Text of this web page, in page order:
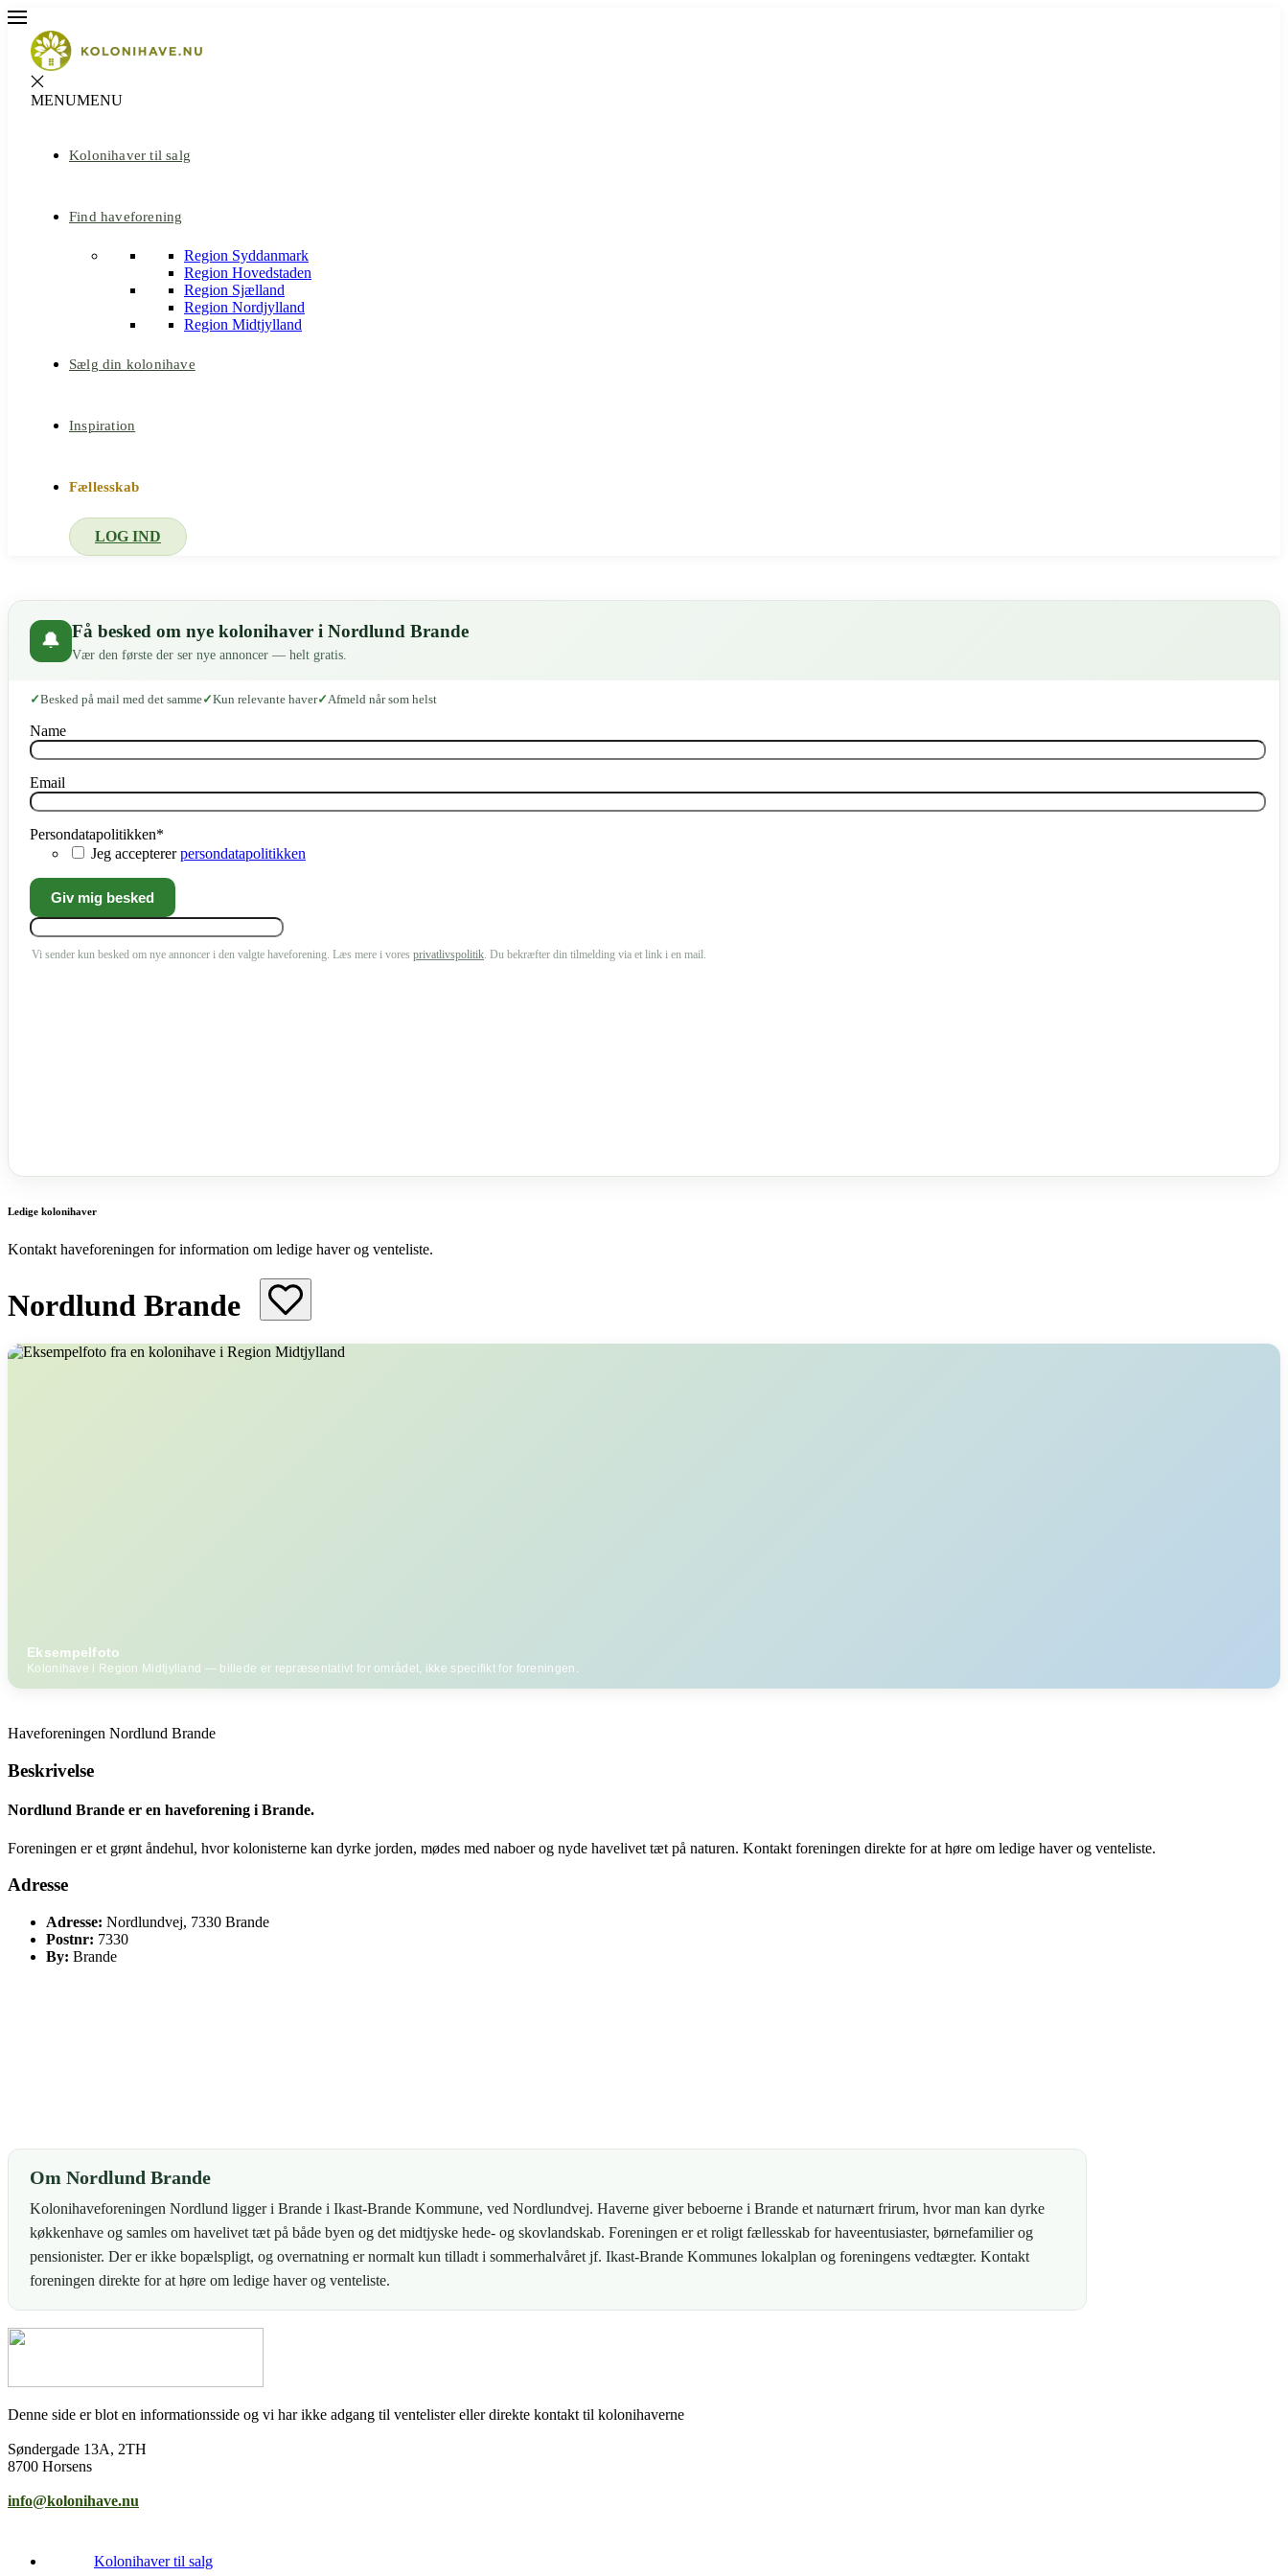
MENUMENU
Kolonihaver til salg
Find haveforening
Region Syddanmark
Region Hovedstaden
Region Sjælland
Region Nordjylland
Region Midtjylland
Sælg din kolonihave
Inspiration
Fællesskab
LOG IND
🔔 Få besked om nye kolonihaver i Nordlund Brande
Vær den første der ser nye annoncer — helt gratis.
Besked på mail med det samme Kun relevante haver Afmeld når som helst
Name
Email
Persondatapolitikken*
Jeg acceptererpersondatapolitikken
Vi sender kun besked om nye annoncer i den valgte haveforening. Læs mere i vores privatlivspolitik. Du bekræfter din tilmelding via et link i en mail.
Ledige kolonihaver
Kontakt haveforeningen for information om ledige haver og venteliste.
Nordlund Brande
Eksempelfoto
Kolonihave i Region Midtjylland — billede er repræsentativt for området, ikke specifikt for foreningen.
Haveforeningen Nordlund Brande
Beskrivelse
Nordlund Brande er en haveforening i Brande.
Foreningen er et grønt åndehul, hvor kolonisterne kan dyrke jorden, mødes med naboer og nyde havelivet tæt på naturen. Kontakt foreningen direkte for at høre om ledige haver og venteliste.
Adresse
Adresse: Nordlundvej, 7330 Brande
Postnr: 7330
By: Brande
Om Nordlund Brande
Kolonihaveforeningen Nordlund ligger i Brande i Ikast-Brande Kommune, ved Nordlundvej. Haverne giver beboerne i Brande et naturnært frirum, hvor man kan dyrke
køkkenhave og samles om havelivet tæt på både byen og det midtjyske hede- og skovlandskab. Foreningen er et roligt fællesskab for haveentusiaster, børnefamilier og
pensionister. Der er ikke bopælspligt, og overnatning er normalt kun tilladt i sommerhalvåret jf. Ikast-Brande Kommunes lokalplan og foreningens vedtægter. Kontakt
foreningen direkte for at høre om ledige haver og venteliste.
Denne side er blot en informationsside og vi har ikke adgang til ventelister eller direkte kontakt til kolonihaverne
Søndergade 13A, 2TH
8700 Horsens
info@kolonihave.nu
Kolonihaver til salg